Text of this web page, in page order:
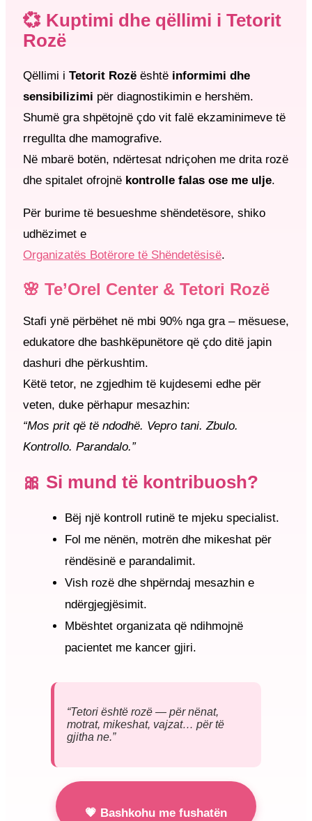
💞 Kuptimi dhe qëllimi i Tetorit
Rozë
Qëllimi i Tetorit Rozë është informimi dhe
sensibilizimi për diagnostikimin e hershëm.
Shumë gra shpëtojnë çdo vit falë ekzaminimeve të
rregullta dhe mamografive.
Në mbarë botën, ndërtesat ndriçohen me drita rozë
dhe spitalet ofrojnë kontrolle falas ose me ulje.
Për burime të besueshme shëndetësore, shiko
udhëzimet e
Organizatës Botërore të Shëndetësisë.
🌸 Te’Orel Center & Tetori Rozë
Stafi ynë përbëhet në mbi 90% nga gra – mësuese,
edukatore dhe bashkëpunëtore që çdo ditë japin
dashuri dhe përkushtim.
Këtë tetor, ne zgjedhim të kujdesemi edhe për
veten, duke përhapur mesazhin:
“Mos prit që të ndodhë. Vepro tani. Zbulo.
Kontrollo. Parandalo.”
🎀 Si mund të kontribuosh?
Bëj një kontroll rutinë te mjeku specialist.
Fol me nënën, motrën dhe mikeshat për
rëndësinë e parandalimit.
Vish rozë dhe shpërndaj mesazhin e
ndërgjegjësimit.
Mbështet organizata që ndihmojnë
pacientet me kancer gjiri.
“Tetori është rozë — për nënat,
motrat, mikeshat, vajzat… për të
gjitha ne.”
💗 Bashkohu me fushatën